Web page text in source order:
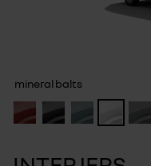
mineral balts